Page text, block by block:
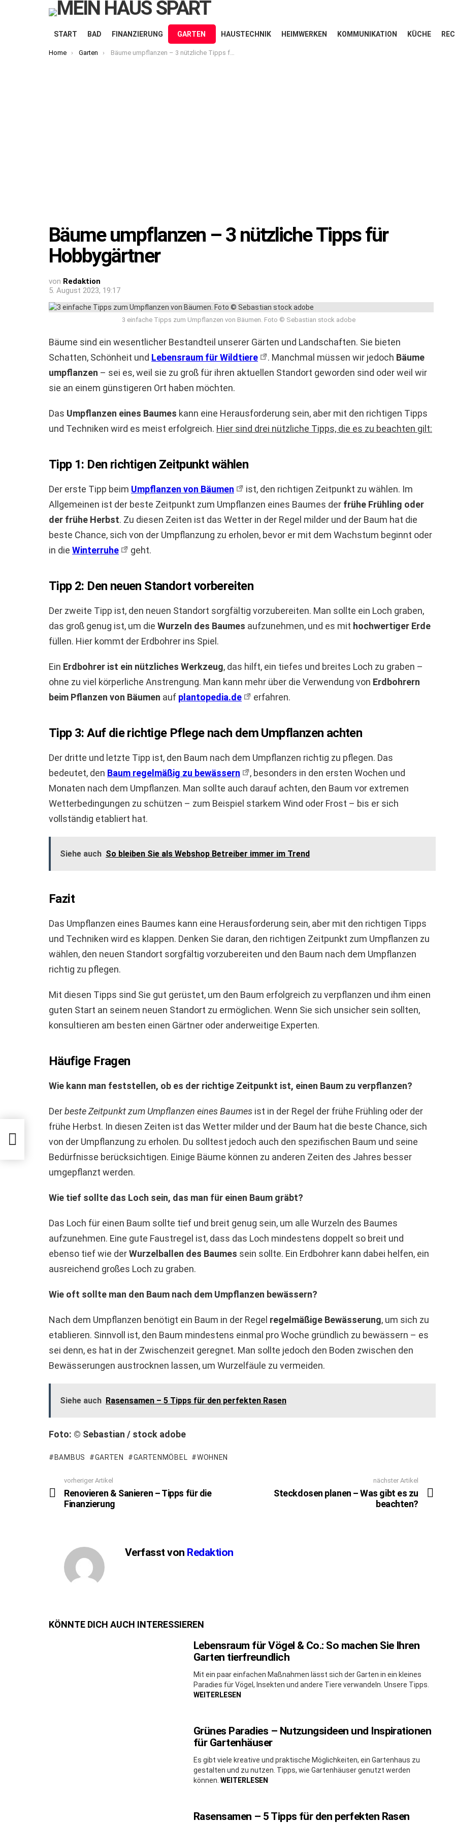
START BAD FINANZIERUNG GARTEN HAUSTECHNIK HEIMWERKEN KOMMUNIKATION KÜCHE
You are here:
Home Garten Bäume umpflanzen – 3 nützliche Tipps für Hobbygärtner
Bäume umpflanzen – 3 nützliche Tipps für
Hobbygärtner
von Redaktion
5. August 2023, 19:17
3 einfache Tipps zum Umpflanzen von Bäumen. Foto © Sebastian stock adobe
Bäume sind ein wesentlicher Bestandteil unserer Gärten und Landschaften. Sie bieten
Schatten, Schönheit und Lebensraum für Wildtiere . Manchmal müssen wir jedoch Bäume
umpflanzen – sei es, weil sie zu groß für ihren aktuellen Standort geworden sind oder weil wir
sie an einem günstigeren Ort haben möchten.
Das Umpflanzen eines Baumes kann eine Herausforderung sein, aber mit den richtigen Tipps
und Techniken wird es meist erfolgreich. Hier sind drei nützliche Tipps, die es zu beachten gilt:
Tipp 1: Den richtigen Zeitpunkt wählen
Der erste Tipp beim Umpflanzen von Bäumen
ist, den richtigen Zeitpunkt zu wählen. Im
Allgemeinen ist der beste Zeitpunkt zum Umpflanzen eines Baumes der frühe Frühling oder
der frühe Herbst. Zu diesen Zeiten ist das Wetter in der Regel milder und der Baum hat die
beste Chance, sich von der Umpflanzung zu erholen, bevor er mit dem Wachstum beginnt oder
in die Winterruhe geht.
Tipp 2: Den neuen Standort vorbereiten
Der zweite Tipp ist, den neuen Standort sorgfältig vorzubereiten. Man sollte ein Loch graben,
das groß genug ist, um die Wurzeln des Baumes aufzunehmen, und es mit hochwertiger Erde
füllen. Hier kommt der Erdbohrer ins Spiel.
Ein Erdbohrer ist ein nützliches Werkzeug, das hilft, ein tiefes und breites Loch zu graben –
ohne zu viel körperliche Anstrengung. Man kann mehr über die Verwendung von Erdbohrern
beim Pflanzen von Bäumen auf plantopedia.de erfahren.
Tipp 3: Auf die richtige Pflege nach dem Umpflanzen achten
Der dritte und letzte Tipp ist, den Baum nach dem Umpflanzen richtig zu pflegen. Das
bedeutet, den Baum regelmäßig zu bewässern
, besonders in den ersten Wochen und
Monaten nach dem Umpflanzen. Man sollte auch darauf achten, den Baum vor extremen
Wetterbedingungen zu schützen – zum Beispiel starkem Wind oder Frost – bis er sich
vollständig etabliert hat.
Siehe auch So bleiben Sie als Webshop Betreiber immer im Trend
Fazit
Das Umpflanzen eines Baumes kann eine Herausforderung sein, aber mit den richtigen Tipps
und Techniken wird es klappen. Denken Sie daran, den richtigen Zeitpunkt zum Umpflanzen zu
wählen, den neuen Standort sorgfältig vorzubereiten und den Baum nach dem Umpflanzen
richtig zu pflegen.
Mit diesen Tipps sind Sie gut gerüstet, um den Baum erfolgreich zu verpflanzen und ihm einen
guten Start an seinem neuen Standort zu ermöglichen. Wenn Sie sich unsicher sein sollten,
konsultieren am besten einen Gärtner oder anderweitige Experten.
Häufige Fragen
Wie kann man feststellen, ob es der richtige Zeitpunkt ist, einen Baum zu verpflanzen?
Derbeste Zeitpunkt zum Umpflanzen eines Baumes ist in der Regel der frühe Frühling oder der
frühe Herbst. In diesen Zeiten ist das Wetter milder und der Baum hat die beste Chance, sich
von der Umpflanzung zu erholen. Du solltest jedoch auch den spezifischen Baum und seine
Bedürfnisse berücksichtigen. Einige Bäume können zu anderen Zeiten des Jahres besser
umgepflanzt werden.
Wie tief sollte das Loch sein, das man für einen Baum gräbt?
Das Loch für einen Baum sollte tief und breit genug sein, um alle Wurzeln des Baumes
aufzunehmen. Eine gute Faustregel ist, dass das Loch mindestens doppelt so breit und
ebenso tief wie derWurzelballen des Baumes sein sollte. Ein Erdbohrer kann dabei helfen, ein
ausreichend großes Loch zu graben.
Wie oft sollte man den Baum nach dem Umpflanzen bewässern?
Nach dem Umpflanzen benötigt ein Baum in der Regel regelmäßige Bewässerung, um sich zu
etablieren. Sinnvoll ist, den Baum mindestens einmal pro Woche gründlich zu bewässern – es
sei denn, es hat in der Zwischenzeit geregnet. Man sollte jedoch den Boden zwischen den
Bewässerungen austrocknen lassen, um Wurzelfäule zu vermeiden.
Siehe auch Rasensamen – 5 Tipps für den perfekten Rasen
Foto: © Sebastian / stock adobe
BAMBUS GARTEN GARTENMÖBEL WOHNEN
more
vorheriger Artikel
Renovieren & Sanieren – Tipps für die
Finanzierung
nächster Artikel
Steckdosen planen – Was gibt es zu
beachten?
Verfasst von Redaktion
KÖNNTE DICH AUCH INTERESSIEREN
Lebensraum für Vögel & Co.: So machen Sie Ihren
Garten tierfreundlich
Mit ein paar einfachen Maßnahmen lässt sich der Garten in ein kleines
Paradies für Vögel, Insekten und andere Tiere verwandeln. Unsere Tipps.
WEITERLESEN
Grünes Paradies – Nutzungsideen und Inspirationen
für Gartenhäuser
Es gibt viele kreative und praktische Möglichkeiten, ein Gartenhaus zu
gestalten und zu nutzen. Tipps, wie Gartenhäuser genutzt werden
können. WEITERLESEN
Rasensamen – 5 Tipps für den perfekten Rasen